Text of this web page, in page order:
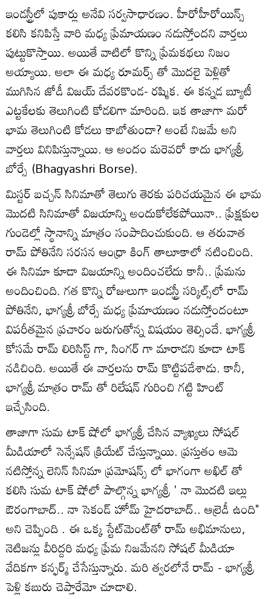
ఇండస్ట్రీలో పుకార్లు అనేవి సర్వసాధారణం. హీరోహీరోయిన్స్
కలిసి కనిపిస్తే వారి మధ్య ప్రేమాయణం నడుస్తోందని వార్తలు
పుట్టుకొస్తాయి. అయితే వాటిలో కొన్ని ప్రేమకథలు నిజం
అయ్యాయి. అలా ఈ మధ్య రూమర్స్ తో మొదలై పెళ్లితో
ముగిసిన జోడీ విజయ్ దేవరకొండ- రష్మిక. ఈ కన్నడ బ్యూటీ
ఎట్టకేలకు తెలుగింటి కోడలిగా మారింది. ఇక తాజాగా మరో
భామ తెలుగింటి కోడలు కాబోతుందా? అంటే నిజమే అని
వార్తలు వినిపిస్తున్నాయి. ఆ అందం మరెవరో కాదు భాగ్యశ్రీ
బోర్సే (Bhagyashri Borse).
మిస్టర్ బచ్చన్ సినిమాతో తెలుగు తెరకు పరిచయమైన ఈ భామ
మొదటి సినిమాతో విజయాన్ని అందుకోలేకపోయినా.. ప్రేక్షకుల
గుండెల్లో స్థానాన్ని మాత్రం సంపాదించుకుంది. ఆ తరువాత
రామ్ పోతినేని సరసన ఆంధ్రా కింగ్ తాలూకాలో నటించింది.
ఈ సినిమా కూడా విజయాన్ని అందించలేదు కానీ.. ప్రేమను
అందించింది. గత కొన్ని రోజులుగా ఇండస్ట్రీ సర్కిల్స్‌లో రామ్
పోతినేని, భాగ్యశ్రీ బోర్సే మధ్య ప్రేమాయణం నడుస్తోందంటూ
విపరీతమైన ప్రచారం జరుగుతోన్న విషయం తెల్సిందే. భాగ్యశ్రీ
కోసమే రామ్ లిరిసిస్ట్ గా, సింగర్ గా మారాడని కూడా టాక్
నడిచింది. అయితే ఈ వార్తలను రామ్ కొట్టిపడేశాడు. కానీ,
భాగ్యశ్రీ మాత్రం రామ్ తో రిలేషన్ గురించి గట్టి హింట్
ఇచ్చేసింది.
తాజాగా సుమ టాక్ షోలో భాగ్యశ్రీ చేసిన వ్యాఖ్యలు సోషల్
మీడియాలో సెన్సేషన్ క్రియేట్ చేస్తున్నాయి. ప్రస్తుతం ఆమె
నటిస్తోన్న లెనిన్ సినిమా ప్రమోషన్స్ లో భాగంగా అఖిల్ తో
కలిసి సుమ టాక్ షోలో పాల్గొన్న భాగ్యశ్రీ ' నా మొదటి ఇల్లు
ఔరంగాబాద్.. నా సెకండ్ హోమ్ హైదరాబాద్.. ఆల్రెడీ ఉంది"
అని చెప్పింది . ఈ ఒక్క స్టేట్‌మెంట్‌తో రామ్ అభిమానులు,
నెటిజన్లు వీరిద్దరి మధ్య ప్రేమ నిజమేనని సోషల్ మీడియా
వేదికగా కన్ఫర్మ్ చేసేస్తున్నారు. మరి త్వరలోనే రామ్ - భాగ్యశ్రీ
పెళ్లి కబురు చెప్తారేమో చూడాలి.